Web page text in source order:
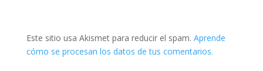
Este sitio usa Akismet para reducir el spam. Aprende
cómo se procesan los datos de tus comentarios.